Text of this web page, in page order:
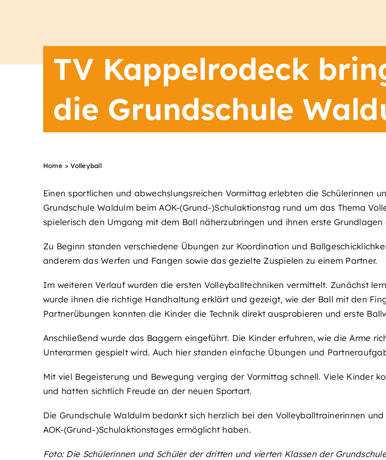
TV Kappelrodeck
die Grundschule
Home Volleyball
Einen sportlichen und abwechslungsreichen Vormittag erlebten die Schülerinnen
Grundschule Waldulm beim AOK-(Grund-)Schulaktionstag rund um das Thema
spielerisch den Umgang mit dem Ball näherzubringen und ihnen erste
Zu Beginn standen verschiedene Übungen zur Koordination und
anderem das Werfen und Fangen sowie das gezielte Zuspielen zu einem Partner.
Im weiteren Verlauf wurden die ersten Volleyballtechniken vermittelt. Zunächst
wurde ihnen die richtige Handhaltung erklärt und gezeigt, wie der Ball mit den
Partnerübungen konnten die Kinder die Technik direkt ausprobieren und erste
Anschließend wurde das Baggern eingeführt. Die Kinder erfuhren, wie die Arme
Unterarmen gespielt wird. Auch hier standen einfache Übungen und
Mit viel Begeisterung und Bewegung verging der Vormittag schnell. Viele Kinder
und hatten sichtlich Freude an der neuen Sportart.
Die Grundschule Waldulm bedankt sich herzlich bei den Volleyballtrainerinnen
AOK-(Grund-)Schulaktionstages ermöglicht haben.
Foto: Die Schülerinnen und Schüler der dritten und vierten Klassen der